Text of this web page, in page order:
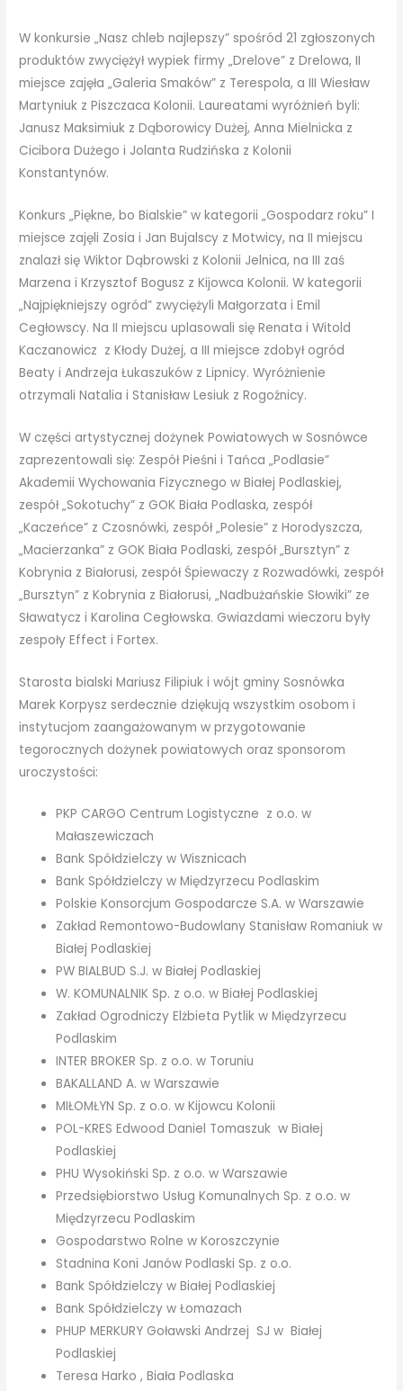
W konkursie „Nasz chleb najlepszy” spośród 21 zgłoszonych
produktów zwyciężył wypiek firmy „Drelove” z Drelowa, II
miejsce zajęła „Galeria Smaków” z Terespola, a III Wiesław
Martyniuk z Piszczaca Kolonii. Laureatami wyróżnień byli:
Janusz Maksimiuk z Dąborowicy Dużej, Anna Mielnicka z
Cicibora Dużego i Jolanta Rudzińska z Kolonii
Konstantynów.
Konkurs „Piękne, bo Bialskie” w kategorii „Gospodarz roku” I
miejsce zajęli Zosia i Jan Bujalscy z Motwicy, na II miejscu
znalazł się Wiktor Dąbrowski z Kolonii Jelnica, na III zaś
Marzena i Krzysztof Bogusz z Kijowca Kolonii. W kategorii
„Najpiękniejszy ogród” zwyciężyli Małgorzata i Emil
Cegłowscy. Na II miejscu uplasowali się Renata i Witold
Kaczanowicz z Kłody Dużej, a III miejsce zdobył ogród
Beaty i Andrzeja Łukaszuków z Lipnicy. Wyróżnienie
otrzymali Natalia i Stanisław Lesiuk z Rogoźnicy.
W części artystycznej dożynek Powiatowych w Sosnówce
zaprezentowali się: Zespół Pieśni i Tańca „Podlasie”
Akademii Wychowania Fizycznego w Białej Podlaskiej,
zespół „Sokotuchy” z GOK Biała Podlaska, zespół
„Kaczeńce” z Czosnówki, zespół „Polesie” z Horodyszcza,
„Macierzanka” z GOK Biała Podlaski, zespół „Bursztyn” z
Kobrynia z Białorusi, zespół Śpiewaczy z Rozwadówki, zespół
„Bursztyn” z Kobrynia z Białorusi, „Nadbużańskie Słowiki” ze
Sławatycz i Karolina Cegłowska. Gwiazdami wieczoru były
zespoły Effect i Fortex.
Starosta bialski Mariusz Filipiuk i wójt gminy Sosnówka
Marek Korpysz serdecznie dziękują wszystkim osobom i
instytucjom zaangażowanym w przygotowanie
tegorocznych dożynek powiatowych oraz sponsorom
uroczystości:
PKP CARGO Centrum Logistyczne z o.o. w
Małaszewiczach
Bank Spółdzielczy w Wisznicach
Bank Spółdzielczy w Międzyrzecu Podlaskim
Polskie Konsorcjum Gospodarcze S.A. w Warszawie
Zakład Remontowo-Budowlany Stanisław Romaniuk w
Białej Podlaskiej
PW BIALBUD S.J. w Białej Podlaskiej
W. KOMUNALNIK Sp. z o.o. w Białej Podlaskiej
Zakład Ogrodniczy Elżbieta Pytlik w Międzyrzecu
Podlaskim
INTER BROKER Sp. z o.o. w Toruniu
BAKALLAND A. w Warszawie
MIŁOMŁYN Sp. z o.o. w Kijowcu Kolonii
POL-KRES Edwood Daniel Tomaszuk w Białej
Podlaskiej
PHU Wysokiński Sp. z o.o. w Warszawie
Przedsiębiorstwo Usług Komunalnych Sp. z o.o. w
Międzyrzecu Podlaskim
Gospodarstwo Rolne w Koroszczynie
Stadnina Koni Janów Podlaski Sp. z o.o.
Bank Spółdzielczy w Białej Podlaskiej
Bank Spółdzielczy w Łomazach
PHUP MERKURY Goławski Andrzej SJ w Białej
Podlaskiej
Teresa Harko , Biała Podlaska